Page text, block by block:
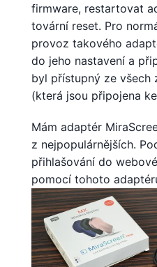
firmware, restartovat
tovární reset. Pro
provoz takového
do jeho nastavení a
byl přístupný ze všech
(která jsou připojena
Mám adaptér
z nejpopulárnějších.
přihlašování do
pomocí tohoto